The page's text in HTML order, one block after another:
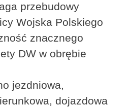
przebudowy
Wojska Polskiego
znacznego
DW w obrębie
jezdniowa,
dojazdowa